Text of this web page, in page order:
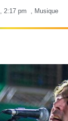
, 2:17 pm , Musique